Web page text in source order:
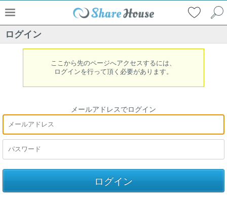
ログイン
ここから先のページへアクセスするには、
ログインを行って頂く必要があります。
メールアドレスでログイン